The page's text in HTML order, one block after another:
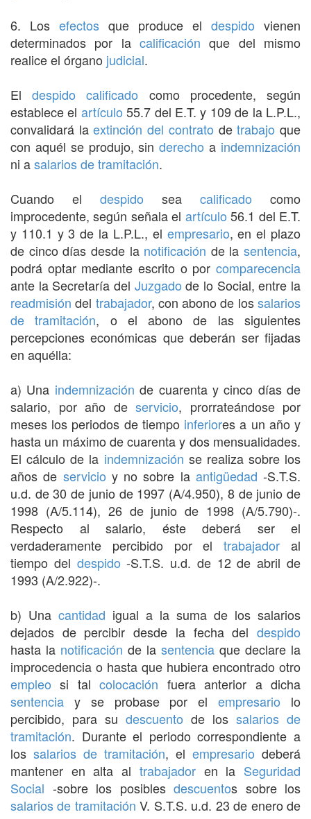
6. Los efectos que produce el despido vienen
determinados por la calificación que del mismo
realice el órgano judicial.
Eldespido calificado como procedente, según
establece el artículo 55.7 del E.T. y 109 de la L.P.L.,
convalidará laextinción del contrato detrabajo que
con aquél se produjo, sinderecho a indemnización
ni asalarios de tramitación.
Cuando el despido sea calificado como
improcedente, según señala el artículo 56.1 del E.T.
y 110.1 y 3 de la L.P.L., el empresario, en el plazo
de cinco días desde la notificación de la sentencia,
podrá optar mediante escrito o por comparecencia
ante la Secretaría del Juzgado de lo Social, entre la
readmisión del trabajador, con abono de lossalarios
de tramitación, o el abono de las siguientes
percepciones económicas que deberán ser fijadas
en aquélla:
a) Una indemnización de cuarenta y cinco días de
salario, por año de servicio, prorrateándose por
meses los periodos de tiempo inferiores a un año y
hasta un máximo de cuarenta y dos mensualidades.
El cálculo de la indemnización se realiza sobre los
años de servicio y no sobre la antigüedad -S.T.S.
u.d. de 30 de junio de 1997 (A/4.950), 8 de junio de
1998 (A/5.114), 26 de junio de 1998 (A/5.790)-.
Respecto al salario, éste deberá ser el
verdaderamente percibido por eltrabajador al
tiempo del despido -S.T.S. u.d. de 12 de abril de
1993 (A/2.922)-.
b) Una cantidad igual a la suma de los salarios
dejados de percibir desde la fecha del despido
hasta la notificación de la sentencia que declare la
improcedencia o hasta que hubiera encontrado otro
empleo si talcolocación fuera anterior a dicha
sentencia y se probase por elempresario lo
percibido, para su descuento de los salarios de
tramitación. Durante el periodo correspondiente a
los salarios de tramitación, el empresario deberá
mantener en alta al trabajadoren la Seguridad
Social -sobre los posibles descuentos sobre los
salarios de tramitación V. S.T.S. u.d. 23 de enero de